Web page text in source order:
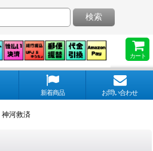
カート
検索
新着商品 お問い合わせ
神河救済